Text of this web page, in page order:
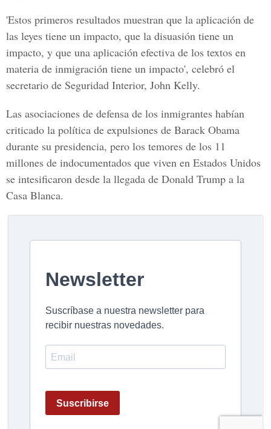
'Estos primeros resultados muestran que la aplicación de
las leyes tiene un impacto, que la disuasión tiene un
impacto, y que una aplicación efectiva de los textos en
materia de inmigración tiene un impacto', celebró el
secretario de Seguridad Interior, John Kelly.
Las asociaciones de defensa de los inmigrantes habían
criticado la política de expulsiones de Barack Obama
durante su presidencia, pero los temores de los 11
millones de indocumentados que viven en Estados Unidos
se intesificaron desde la llegada de Donald Trump a la
Casa Blanca.